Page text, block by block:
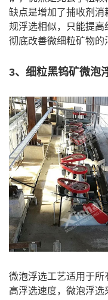
缺点是增加了捕收剂
规浮选相似，只能提高
彻底改善微细粒矿物的
3、细粒黑钨矿微泡
微泡浮选工艺适用于
高浮选速度，微泡浮